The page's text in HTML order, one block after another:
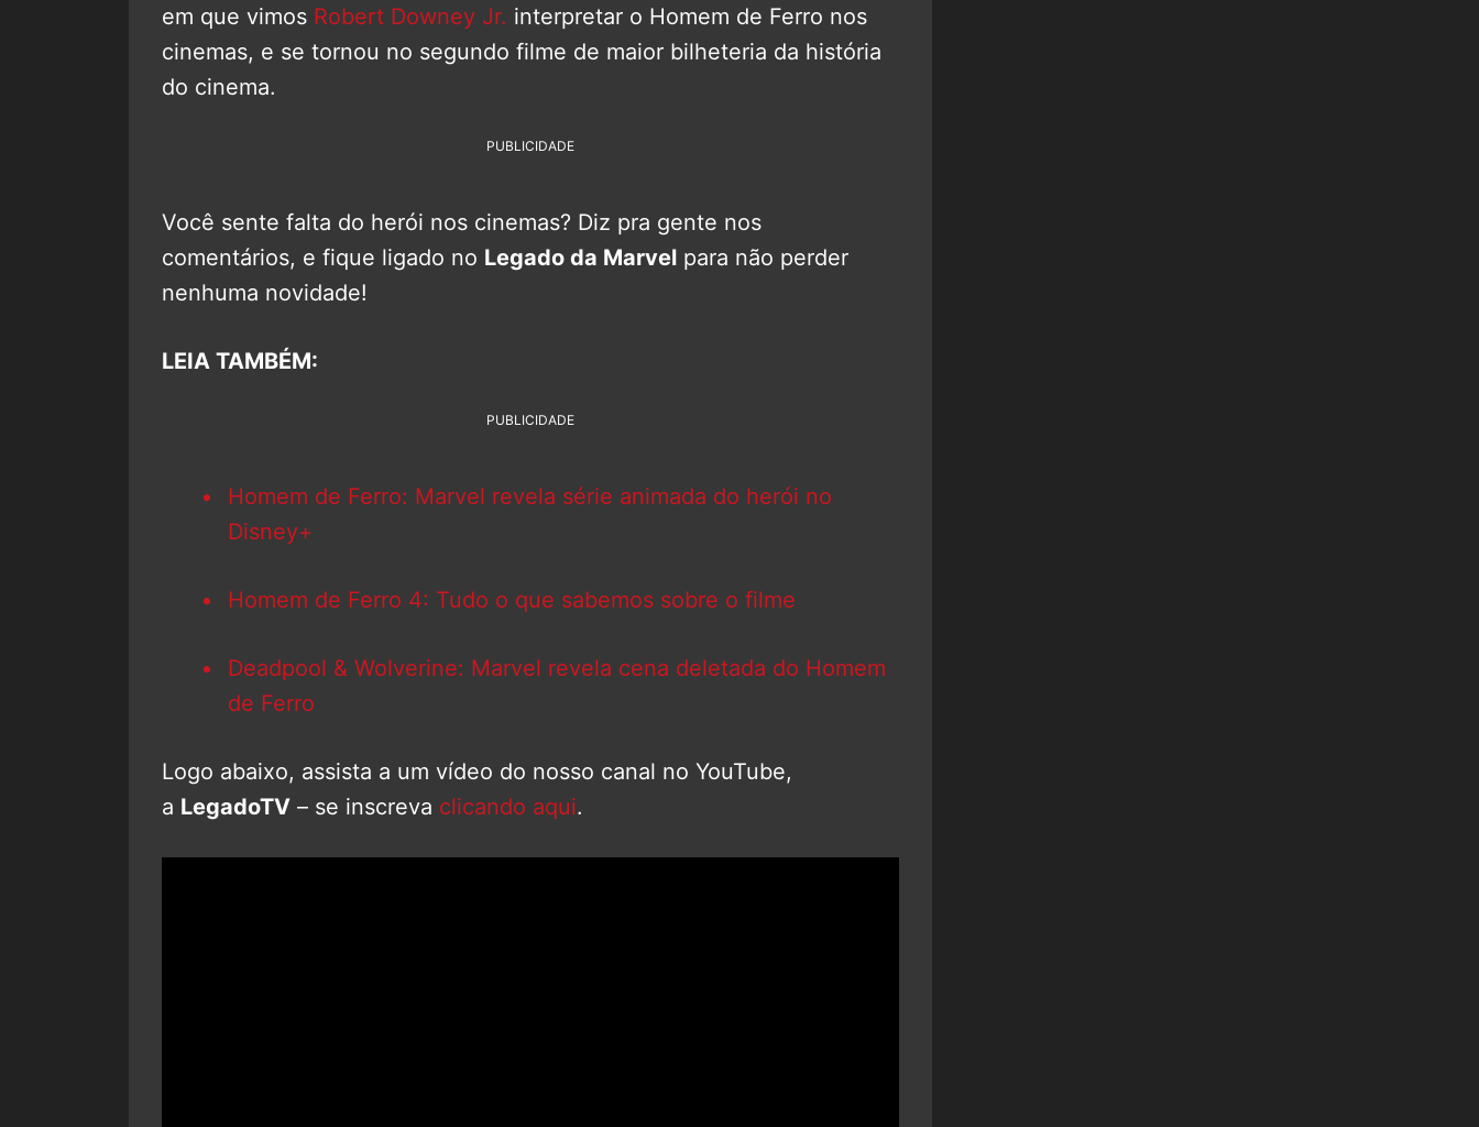
em que vimos Robert Downey Jr. interpretar o Homem de Ferro nos
cinemas, e se tornou no segundo filme de maior bilheteria da história
do cinema.
PUBLICIDADE
Você sente falta do herói nos cinemas? Diz pra gente nos
comentários, e fique ligado no Legado da Marvel para não perder
nenhuma novidade!
LEIA TAMBÉM:
PUBLICIDADE
Homem de Ferro: Marvel revela série animada do herói no
Disney+
Homem de Ferro 4: Tudo o que sabemos sobre o filme
Deadpool & Wolverine: Marvel revela cena deletada do Homem
de Ferro
Logo abaixo, assista a um vídeo do nosso canal no YouTube,
a LegadoTV – se inscreva clicando aqui.